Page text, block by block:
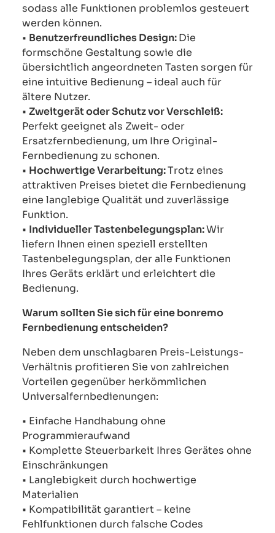
sodass alle Funktionen problemlos gesteuert
werden können.
• Benutzerfreundliches Design:Die
formschöne Gestaltung sowie die
übersichtlich angeordneten Tasten sorgen für
eine intuitive Bedienung – ideal auch für
ältere Nutzer.
• Zweitgerät oder Schutz vor Verschleiß:
Perfekt geeignet als Zweit- oder
Ersatzfernbedienung, um Ihre Original-
Fernbedienung zu schonen.
• Hochwertige Verarbeitung:Trotz eines
attraktiven Preises bietet die Fernbedienung
eine langlebige Qualität und zuverlässige
Funktion.
• Individueller Tastenbelegungsplan:Wir
liefern Ihnen einen speziell erstellten
Tastenbelegungsplan, der alle Funktionen
Ihres Geräts erklärt und erleichtert die
Bedienung.
Warum sollten Sie sich für eine bonremo
Fernbedienung entscheiden?
Neben dem unschlagbaren Preis-Leistungs-
Verhältnis profitieren Sie von zahlreichen
Vorteilen gegenüber herkömmlichen
Universalfernbedienungen:
• Einfache Handhabung ohne
Programmieraufwand
• Komplette Steuerbarkeit Ihres Gerätes ohne
Einschränkungen
• Langlebigkeit durch hochwertige
Materialien
• Kompatibilität garantiert – keine
Fehlfunktionen durch falsche Codes